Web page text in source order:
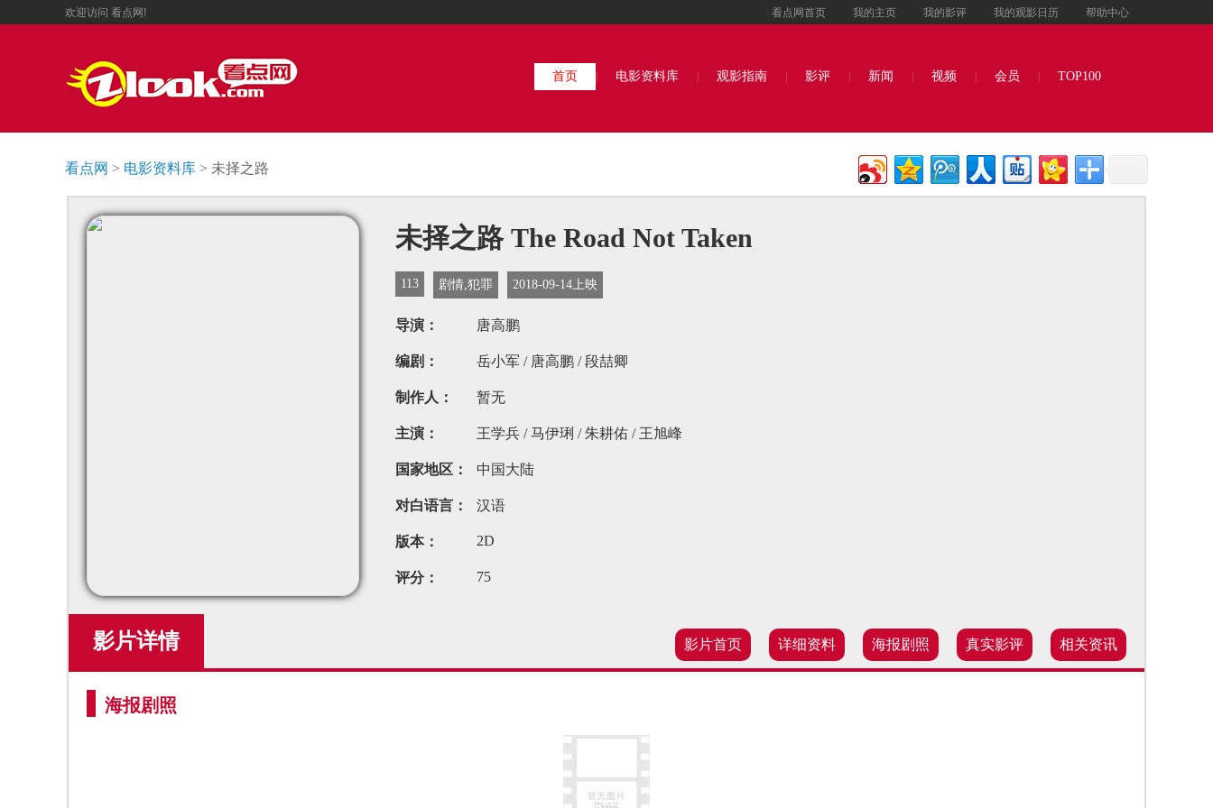
欢迎访问 看点网! 看点网首页 我的主页 我的影评 我的观影日历 帮助中心
首页 电影资料库 观影指南 影评 新闻 视频 会员 TOP100
看点网 > 电影资料库 > 未择之路
未择之路 The Road Not Taken
113 剧情,犯罪 2018-09-14上映
导演： 唐高鹏
编剧： 岳小军 / 唐高鹏 / 段喆卿
制作人： 暂无
主演： 王学兵 / 马伊琍 / 朱耕佑 / 王旭峰
国家地区： 中国大陆
对白语言： 汉语
版本： 2D
评分： 75
影片详情 影片首页 详细资料 海报剧照 真实影评 相关资讯
海报剧照